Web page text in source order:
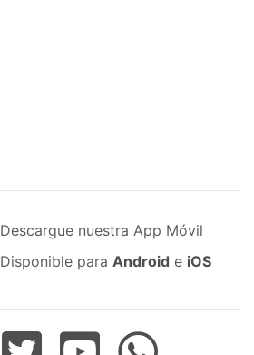
Descargue nuestra App Móvil
Disponible para Android e iOS